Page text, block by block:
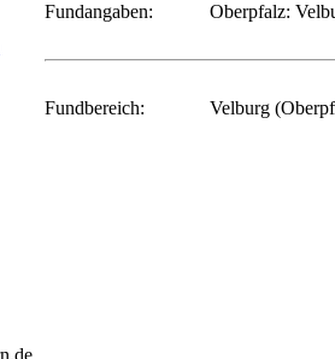
Fundangaben:
Oberpfalz:
Fundbereich: Velburg